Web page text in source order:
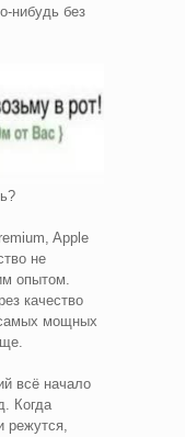
нибудь без
Apple
не
опытом.
качество
мощных
всё начало
Когда
режутся,